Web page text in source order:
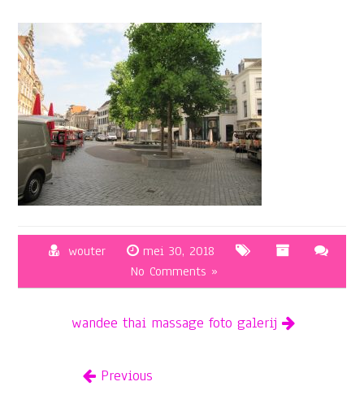
wouter
mei 30, 2018
No Comments »
wandee thai massage foto galerij
Previous